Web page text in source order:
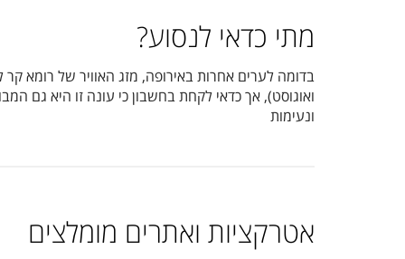
מתי כדאי לנסוע?
בדומה לערים אחרות באירופה, מזג האוויר של רומא קר
ואוגוסט), אך כדאי לקחת בחשבון כי עונה זו היא גם
ונעימות
אטרקציות ואתרים מומלצים